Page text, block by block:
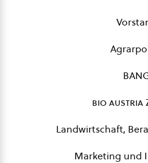
bio austria
Landwirtschaft,
Marketing und